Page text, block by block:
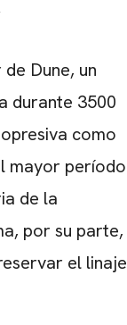
Dune, un
durante 3500
como
mayor período
de la
por su parte,
el linaje